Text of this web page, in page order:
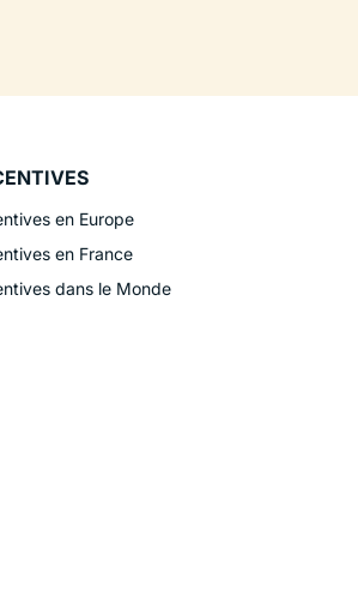
en Europe
en France
dans le Monde